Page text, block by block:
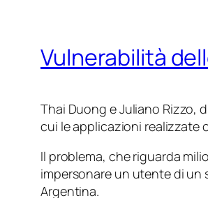
Vulnerabilità
Thai Duong e Juliano Rizzo,
cui le applicazioni realizzate
Il problema, che riguarda
impersonare un utente di
Argentina.